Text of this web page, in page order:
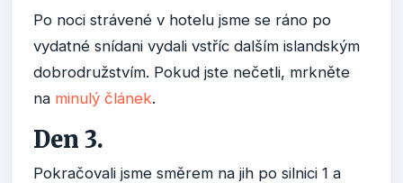
Po noci strávené v hotelu jsme se ráno po
vydatné snídani vydali vstříc dalším islandským
dobrodružstvím. Pokud jste nečetli, mrkněte
na minulý článek.
Den 3.
Pokračovali jsme směrem na jih po silnici 1 a